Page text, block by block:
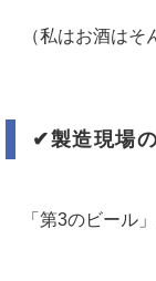
（私はお酒はそ
✔︎製造現場
「第3のビール